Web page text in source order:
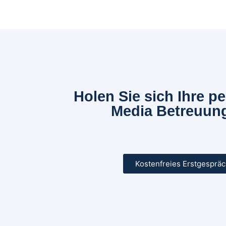
Holen Sie sich Ihre
Media
Kostenfreies